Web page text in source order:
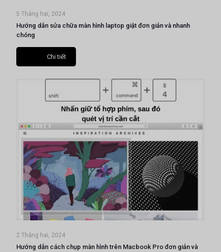
5 Tháng hai, 2024
Hướng dẫn sửa chữa màn hình laptop giật đơn giản và nhanh
chóng
Chi tiết
2 Tháng hai, 2024
Hướng dẫn cách chụp màn hình trên Macbook Pro đơn giản và